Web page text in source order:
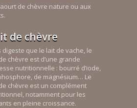
de chèvre nature ou aux
de chèvre
digeste que le lait de vache, le
chèvre est d’une grande
nutritionnelle : bourré d’iode,
de magnésium… Le
chèvre est un complément
notamment pour les
en pleine croissance.